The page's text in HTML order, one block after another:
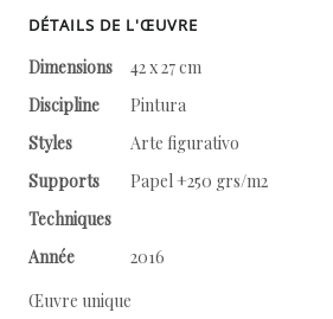
DÉTAILS DE L'ŒUVRE
Dimensions
42 x 27 cm
Discipline
Pintura
Styles
Arte figurativo
Supports
Papel +250 grs/m2
Techniques
Année
2016
Œuvre unique